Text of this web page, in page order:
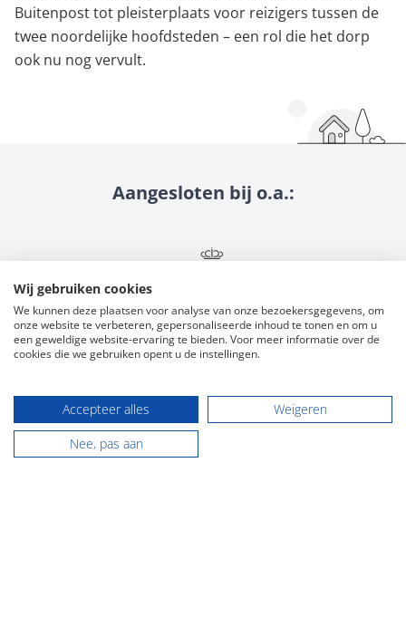
Buitenpost tot pleisterplaats voor reizigers tussen de
twee noordelijke hoofdsteden – een rol die het dorp
ook nu nog vervult.
Aangesloten bij o.a.:
Contact
NVM makelaardij Groningen
Hoofdstraat 116
Wij gebruiken cookies
We kunnen deze plaatsen voor analyse van onze bezoekersgegevens, om
onze website te verbeteren, gepersonaliseerde inhoud te tonen en om u
een geweldige website-ervaring te bieden. Voor meer informatie over de
cookies die we gebruiken opent u de instellingen.
Accepteer alles
Weigeren
Nee, pas aan